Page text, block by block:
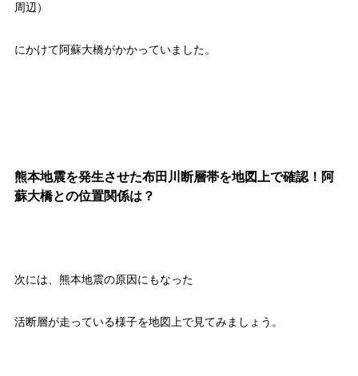
周辺）
にかけて阿蘇大橋がかかっていました。
熊本地震を発生させた布田川断層帯を地図上で確認！阿
蘇大橋との位置関係は？
次には、熊本地震の原因にもなった
活断層が走っている様子を地図上で見てみましょう。